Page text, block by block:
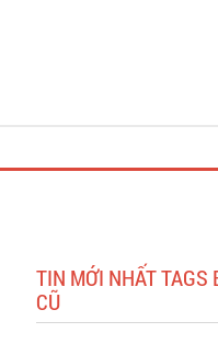
TIN MỚI NHẤT TAGS
CŨ